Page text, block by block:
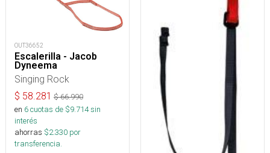
OUT36652
Escalerilla - Jacob
Dyneema
Singing Rock
$ 58.281 $66.990
en 6cuotas de $9.714sin
interés
ahorras $2.330 por
transferencia.